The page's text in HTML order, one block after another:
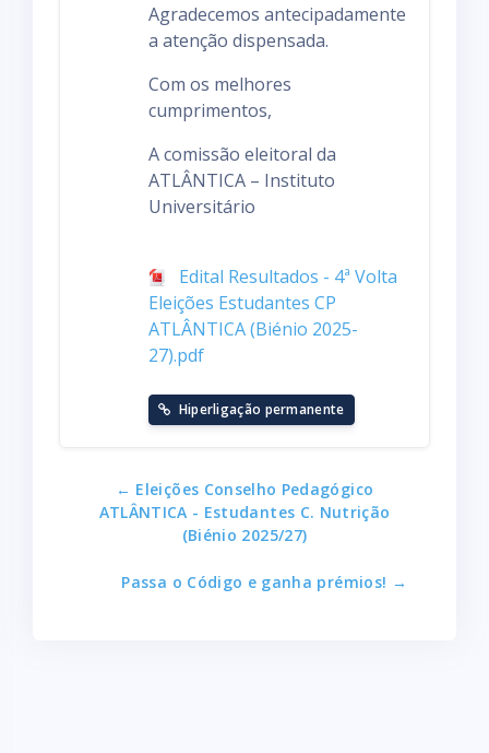
Agradecemos antecipadamente
a atenção dispensada.
Com os melhores
cumprimentos,
A comissão eleitoral da
ATLÂNTICA – Instituto
Universitário
Edital Resultados - 4ª Volta
Eleições Estudantes CP
ATLÂNTICA (Biénio 2025-
27).pdf
Hiperligação permanente
← Eleições Conselho Pedagógico
ATLÂNTICA - Estudantes C. Nutrição
(Biénio 2025/27)
Passa o Código e ganha prémios! →